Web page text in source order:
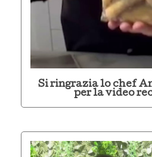
Si ringrazia lo chef
per la video